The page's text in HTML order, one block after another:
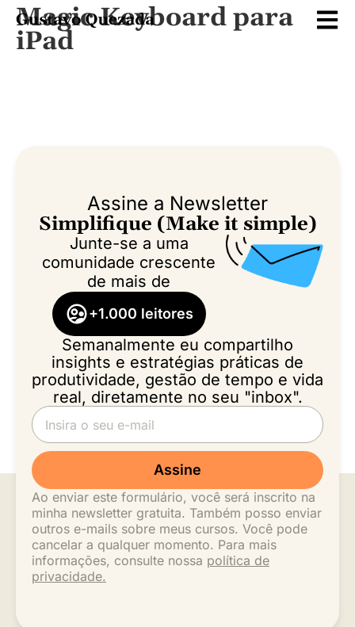
Magic Keyboard para
iPad
Assine a Newsletter
Simplifique (Make it simple)
Junte-se a uma
comunidade crescente
de mais de
+1.000 leitores
Semanalmente eu compartilho
insights e estratégias práticas de
produtividade, gestão de tempo e vida
real, diretamente no seu "inbox".
Assine
Ao enviar este formulário, você será inscrito na
minha newsletter gratuita. Também posso enviar
outros e-mails sobre meus cursos. Você pode
cancelar a qualquer momento. Para mais
informações, consulte nossa política de
privacidade.